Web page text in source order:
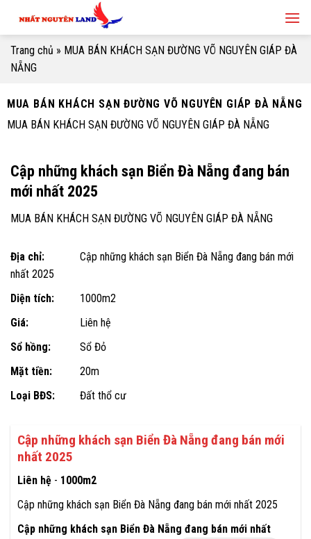
content
Trang chủ » MUA BÁN KHÁCH SẠN ĐƯỜNG VÕ NGUYÊN GIÁP ĐÀ
NẴNG
MUA BÁN KHÁCH SẠN ĐƯỜNG VÕ NGUYÊN GIÁP ĐÀ NẴNG
MUA BÁN KHÁCH SẠN ĐƯỜNG VÕ NGUYÊN GIÁP ĐÀ NẴNG
Cập những khách sạn Biển Đà Nẵng đang bán
mới nhất 2025
MUA BÁN KHÁCH SẠN ĐƯỜNG VÕ NGUYÊN GIÁP ĐÀ NẴNG
Địa chỉ:
Cập những khách sạn Biển Đà Nẵng đang bán mới
nhất 2025
Diện tích:
1000m2
Giá:
Liên hệ
Sổ hồng:
Sổ Đỏ
Mặt tiền:
20m
Loại BĐS:
Đất thổ cư
Cập những khách sạn Biển Đà Nẵng đang bán mới
nhất 2025
Liên hệ - 1000m2
Cập những khách sạn Biển Đà Nẵng đang bán mới nhất 2025
Cập những khách sạn Biển Đà Nẵng đang bán mới nhất